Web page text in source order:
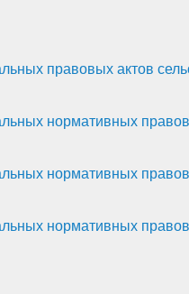
правовых актов
нормативных
нормативных
нормативных